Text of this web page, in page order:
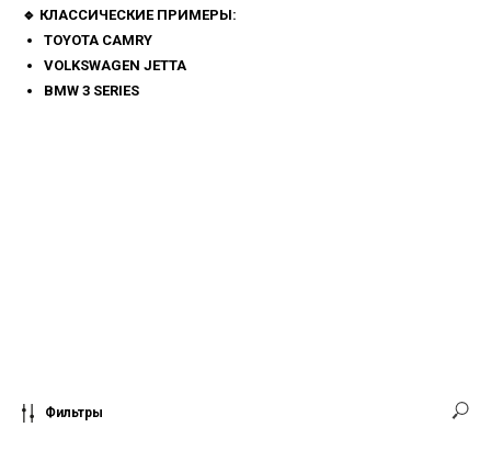
🔹 КЛАССИЧЕСКИЕ ПРИМЕРЫ:
TOYOTA CAMRY
VOLKSWAGEN JETTA
BMW 3 SERIES
Фильтры